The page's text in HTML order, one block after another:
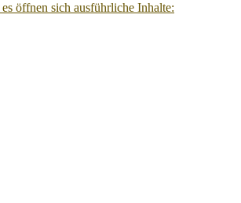
öffnen sich ausführliche Inhalte: